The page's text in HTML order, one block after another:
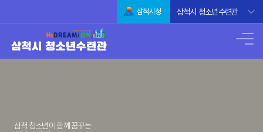
삼척시청 삼척시 청소년수련관
삼척 청소년이 함께 꿈꾸는